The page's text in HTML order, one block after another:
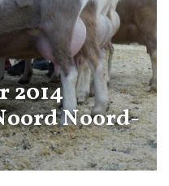
2014
Noord-